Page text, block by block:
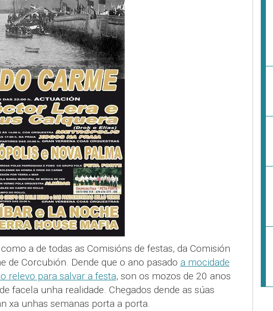
a de todas as Comisións de festas, da Comisión
de Corcubión. Dende que o ano pasado a mocidade
relevo para salvar a festa, son os mozos de 20 anos
facela unha realidade. Chegados dende as súas
xa unhas semanas porta a porta.